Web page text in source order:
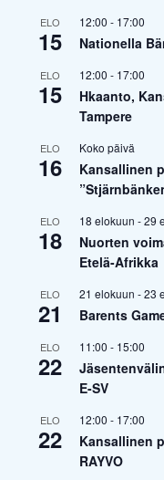
ELO
15
12:00 - 17:00
Nationella
ELO
15
12:00 - 17:00
Hkaanto,
Tampere
ELO
16
Koko päivä
Kansallinen
ELO
18
18 elokuun -29
Nuorten
Etelä-Afrikka
ELO
21
21 elokuun -23
Barents
ELO
22
11:00 - 15:00
E-SV
ELO
22
12:00 - 17:00
Kansallinen
RAYVO